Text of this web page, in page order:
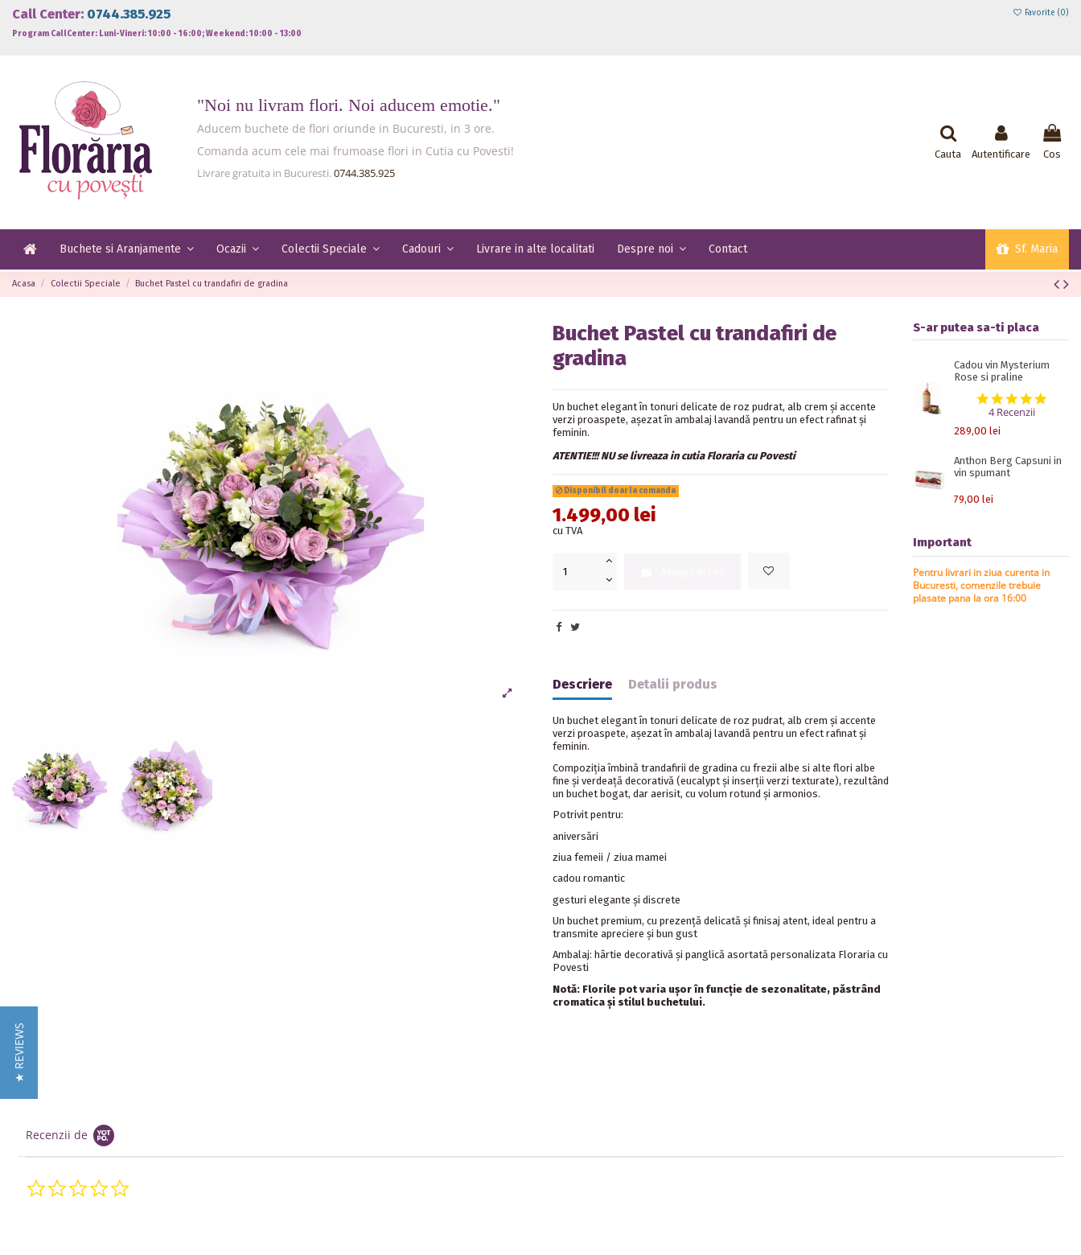
Call Center: 0744.385.925
Program CallCenter: Luni-Vineri: 10:00 - 16:00; Weekend: 10:00 - 13:00
Favorite (0)
"Noi nu livram flori. Noi aducem emotie."
Aducem buchete de flori oriunde in Bucuresti, in 3 ore.
Comanda acum cele mai frumoase flori in Cutia cu Povesti!
Livrare gratuita in Bucuresti. 0744.385.925
Cauta Autentificare Cos
Buchete si Aranjamente Ocazii Colectii Speciale Cadouri Livrare in alte localitati Despre noi Contact Sf. Maria
Acasa Colectii Speciale Buchet Pastel cu trandafiri de gradina
Buchet Pastel cu trandafiri de
gradina
Un buchet elegant în tonuri delicate de roz pudrat, alb crem și accente
verzi proaspete, așezat în ambalaj lavandă pentru un efect rafinat și
feminin.
ATENTIE!!! NU se livreaza in cutia Floraria cu Povesti
Disponibil doar la comanda
1.499,00 lei
cu TVA
Descriere Detalii produs
Un buchet elegant în tonuri delicate de roz pudrat, alb crem și accente
verzi proaspete, așezat în ambalaj lavandă pentru un efect rafinat și
feminin.
Compoziția îmbină trandafirii de gradina cu frezii albe si alte flori albe
fine și verdeață decorativă (eucalypt și inserții verzi texturate), rezultând
un buchet bogat, dar aerisit, cu volum rotund și armonios.
Potrivit pentru:
aniversări
ziua femeii / ziua mamei
cadou romantic
gesturi elegante și discrete
Un buchet premium, cu prezență delicată și finisaj atent, ideal pentru a
transmite apreciere și bun gust
Ambalaj: hârtie decorativă și panglică asortată personalizata Floraria cu
Povesti
Notă: Florile pot varia ușor în funcție de sezonalitate, păstrând
cromatica și stilul buchetului.
S-ar putea sa-ti placa
Cadou vin Mysterium
Rose si praline
5.0
4 Recenzii
289,00 lei
Anthon Berg Capsuni in
vin spumant
79,00 lei
Important
Pentru livrari in ziua curenta in
Bucuresti, comenzile trebuie
plasate pana la ora 16:00
Recenzii de
0.0 star rating
★ REVIEWS